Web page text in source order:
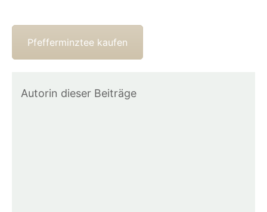
Pfefferminztee kaufen
Autorin dieser Beiträge